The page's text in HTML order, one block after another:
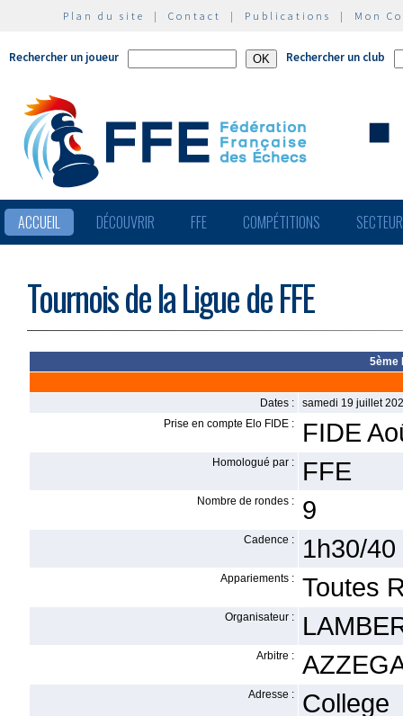
Plan du site | Contact | Publications | Mon
Rechercher un joueur Rechercher un club
ACCUEIL DÉCOUVRIR FFE COMPÉTITIONS
Tournois de la Ligue de FFE
5ème
Dates :
samedi 19 juillet
Prise en compte Elo FIDE :
FIDE
Homologué par : FFE
Nombre de rondes : 9
Cadence : 1h30/
Appariements : Toutes
Organisateur :
Arbitre :
Adresse :